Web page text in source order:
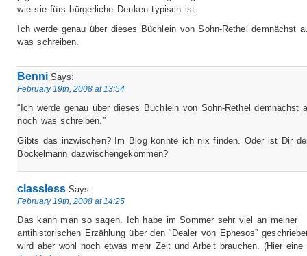
wie sie fürs bürgerliche Denken typisch ist.
Ich werde genau über dieses Büchlein von Sohn-Rethel demnächst
was schreiben.
Benni Says:
February 19th, 2008 at 13:54
“Ich werde genau über dieses Büchlein von Sohn-Rethel demnächst
noch was schreiben.”
Gibts das inzwischen? Im Blog konnte ich nix finden. Oder ist Dir
Bockelmann dazwischengekommen?
classless Says:
February 19th, 2008 at 14:25
Das kann man so sagen. Ich habe im Sommer sehr viel an meiner
antihistorischen Erzählung über den “Dealer von Ephesos”
wird aber wohl noch etwas mehr Zeit und Arbeit brauchen. (Hier eine